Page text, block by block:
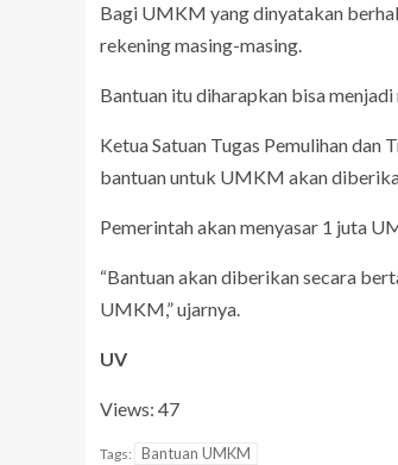
Bagi UMKM yang dinyatakan
rekening masing-masing.
Bantuan itu diharapkan bisa
Ketua Satuan Tugas Pemulihan dan
bantuan untuk UMKM akan
Pemerintah akan menyasar 1 juta
“Bantuan akan diberikan secara
UMKM,” ujarnya.
UV
Views: 47
Tags: Bantuan UMKM